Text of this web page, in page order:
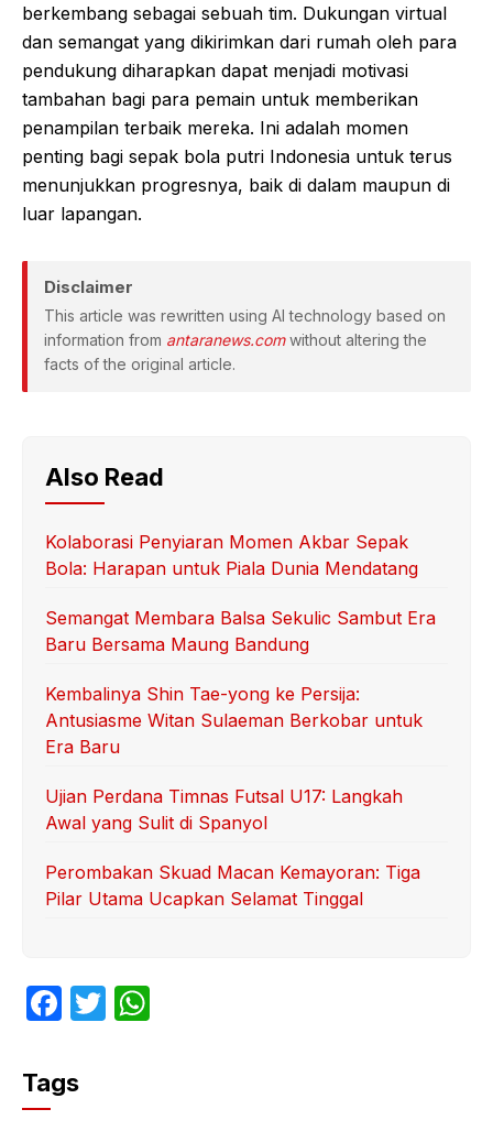
berkembang sebagai sebuah tim. Dukungan virtual
dan semangat yang dikirimkan dari rumah oleh para
pendukung diharapkan dapat menjadi motivasi
tambahan bagi para pemain untuk memberikan
penampilan terbaik mereka. Ini adalah momen
penting bagi sepak bola putri Indonesia untuk terus
menunjukkan progresnya, baik di dalam maupun di
luar lapangan.
Disclaimer
This article was rewritten using AI technology based on
information from antaranews.comwithout altering the
facts of the original article.
Also Read
Kolaborasi Penyiaran Momen Akbar Sepak
Bola: Harapan untuk Piala Dunia Mendatang
Semangat Membara Balsa Sekulic Sambut Era
Baru Bersama Maung Bandung
Kembalinya Shin Tae-yong ke Persija:
Antusiasme Witan Sulaeman Berkobar untuk
Era Baru
Ujian Perdana Timnas Futsal U17: Langkah
Awal yang Sulit di Spanyol
Perombakan Skuad Macan Kemayoran: Tiga
Pilar Utama Ucapkan Selamat Tinggal
F
c
e
T
Tags